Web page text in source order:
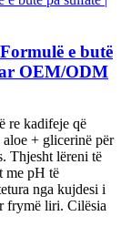
e butë
OEM/ODM
re kadifeje që
+ glicerinë për
Thjesht lëreni të
me pH të
nga kujdesi i
frymë liri. Cilësia